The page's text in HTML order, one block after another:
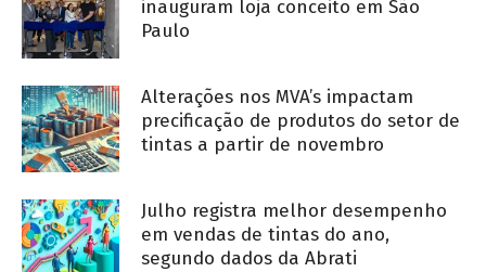
inauguram loja conceito em São
Paulo
Alterações nos MVA’s impactam
precificação de produtos do setor de
tintas a partir de novembro
Julho registra melhor desempenho
em vendas de tintas do ano,
segundo dados da Abrati